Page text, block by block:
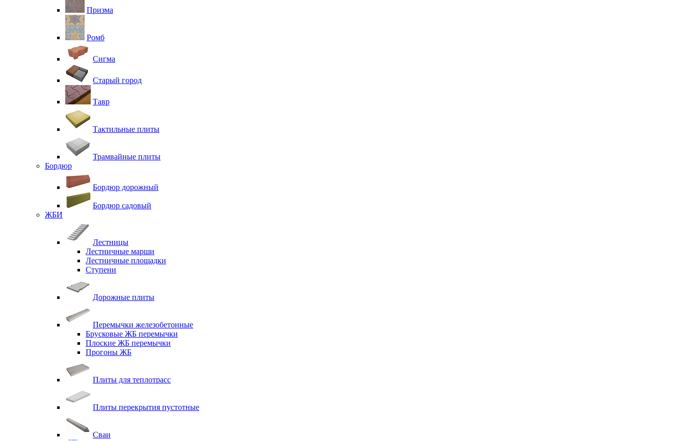
Призма
Ромб
Сигма
Старый город
Тавр
Тактильные плиты
Трамвайные плиты
Бордюр
Бордюр дорожный
Бордюр садовый
ЖБИ
Лестницы
Лестничные марши
Лестничные площадки
Ступени
Дорожные плиты
Перемычки железобетонные
Брусковые ЖБ перемычки
Плоские ЖБ перемычки
Прогоны ЖБ
Плиты для теплотрасс
Плиты перекрытия пустотные
Сваи